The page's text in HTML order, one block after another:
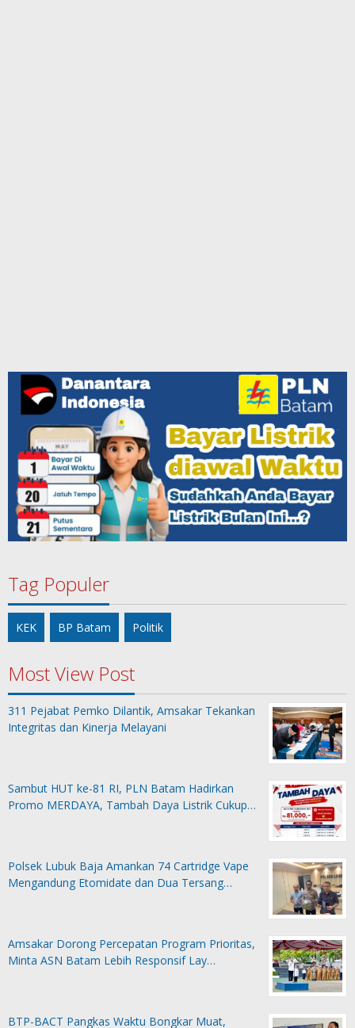
Tag Populer
KEK BP Batam Politik
Most View Post
311 Pejabat Pemko Dilantik, Amsakar Tekankan
Integritas dan Kinerja Melayani
Sambut HUT ke-81 RI, PLN Batam Hadirkan
Promo MERDAYA, Tambah Daya Listrik Cukup…
Polsek Lubuk Baja Amankan 74 Cartridge Vape
Mengandung Etomidate dan Dua Tersang…
Amsakar Dorong Percepatan Program Prioritas,
Minta ASN Batam Lebih Responsif Lay…
BTP-BACT Pangkas Waktu Bongkar Muat,